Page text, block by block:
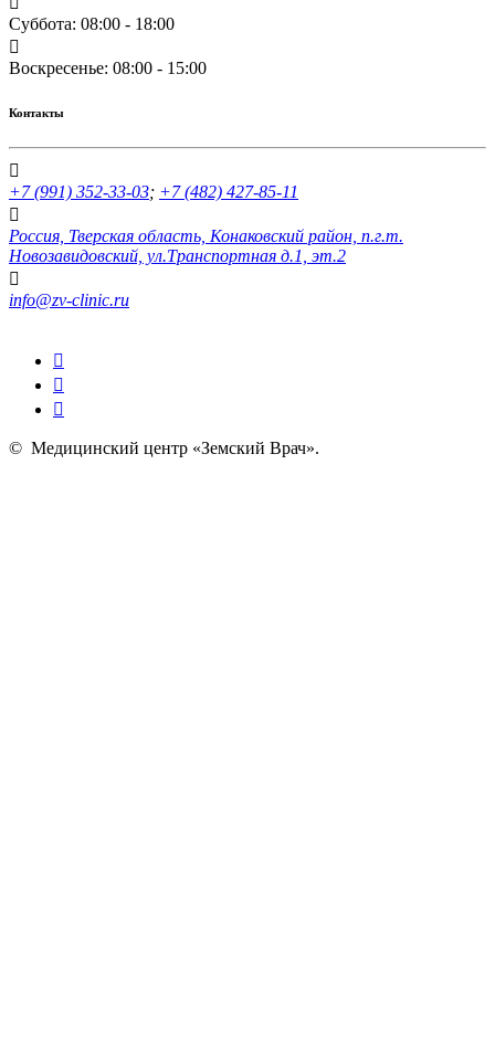
Суббота: 08:00 - 18:00
Воскресенье: 08:00 - 15:00
Контакты
+7 (991) 352-33-03; +7 (482) 427-85-11
Россия, Тверская область, Конаковский район, п.г.т.
Новозавидовский, ул.Транспортная д.1, эт.2
info@zv-clinic.ru
© Медицинский центр «Земский Врач».